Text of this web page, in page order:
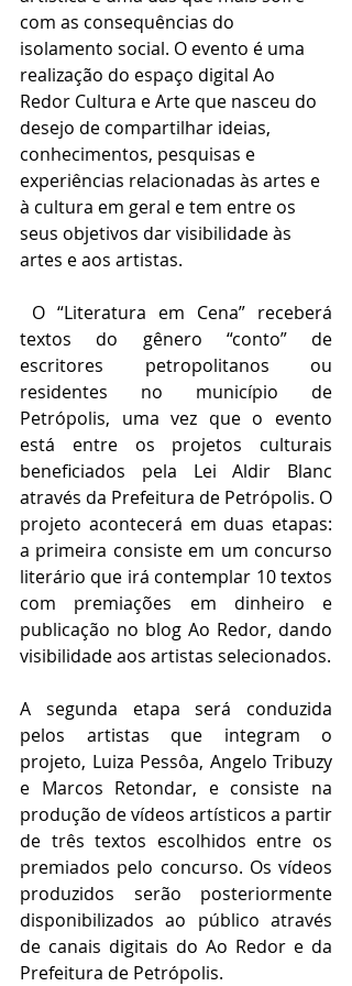
com as consequências do
isolamento social. O evento é uma
realização do espaço digital Ao
Redor Cultura e Arte que nasceu do
desejo de compartilhar ideias,
conhecimentos, pesquisas e
experiências relacionadas às artes e
à cultura em geral e tem entre os
seus objetivos dar visibilidade às
artes e aos artistas.
textos do gênero “conto” de
escritores petropolitanos ou
residentes no município de
Petrópolis, uma vez que o evento
está entre os projetos culturais
beneficiados pela Lei Aldir Blanc
através da Prefeitura de Petrópolis. O
projeto acontecerá em duas etapas:
a primeira consiste em um concurso
literário que irá contemplar 10 textos
com premiações em dinheiro e
publicação no blog Ao Redor, dando
A segunda etapa será conduzida
pelos artistas que integram o
projeto, Luiza Pessôa, Angelo Tribuzy
e Marcos Retondar, e consiste na
produção de vídeos artísticos a partir
de três textos escolhidos entre os
premiados pelo concurso. Os vídeos
produzidos serão posteriormente
disponibilizados ao público através
de canais digitais do Ao Redor e da
Prefeitura de Petrópolis.